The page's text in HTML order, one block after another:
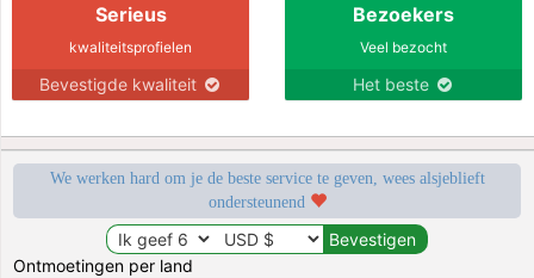
Serieus
kwaliteitsprofielen
Bevestigde kwaliteit
Bezoekers
Veel bezocht
Het beste
We werken hard om je de beste service te geven, wees alsjeblieft
ondersteunend
Ontmoetingen per land